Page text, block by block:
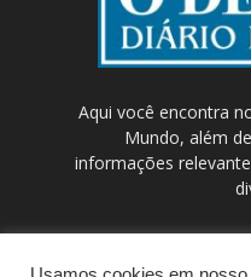
Aqui você encontra
Mundo, além
informações
Contato: